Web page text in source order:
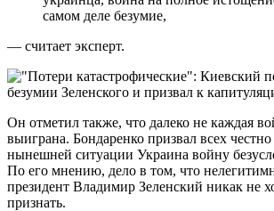
самом деле безумие,
— считает эксперт.
Он отметил также, что далеко не каждая
выиграна. Бондаренко призвал всех честно
нынешней ситуации Украина войну
По его мнению, дело в том, что
президент Владимир Зеленский никак не
признать.